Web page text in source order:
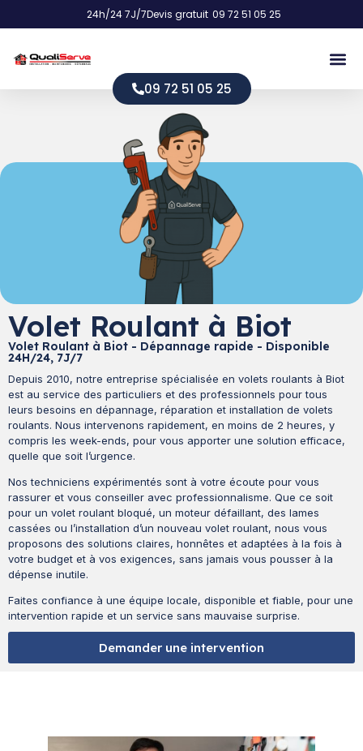
24h/24 7J/7Devis gratuit 09 72 51 05 25
09 72 51 05 25
Volet Roulant à Biot
Volet Roulant à Biot - Dépannage rapide - Disponible
24H/24, 7J/7
Depuis 2010, notre entreprise spécialisée en volets roulants à Biot
est au service des particuliers et des professionnels pour tous
leurs besoins en dépannage, réparation et installation de volets
roulants. Nous intervenons rapidement, en moins de 2 heures, y
compris les week-ends, pour vous apporter une solution efficace,
quelle que soit l’urgence.
Nos techniciens expérimentés sont à votre écoute pour vous
rassurer et vous conseiller avec professionnalisme. Que ce soit
pour un volet roulant bloqué, un moteur défaillant, des lames
cassées ou l’installation d’un nouveau volet roulant, nous vous
proposons des solutions claires, honnêtes et adaptées à la fois à
votre budget et à vos exigences, sans jamais vous pousser à la
dépense inutile.
Faites confiance à une équipe locale, disponible et fiable, pour une
intervention rapide et un service sans mauvaise surprise.
Demander une intervention